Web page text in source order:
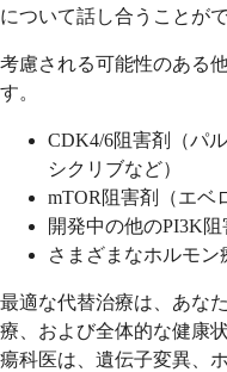
について話し合うことがで
考慮される可能性のある
す。
CDK4/6阻害剤（パ
シクリブなど）
mTOR阻害剤（エベ
開発中の他のPI3K阻
さまざまなホルモ
最適な代替治療は、あな
療、および全体的な健康
瘍科医は、遺伝子変異、